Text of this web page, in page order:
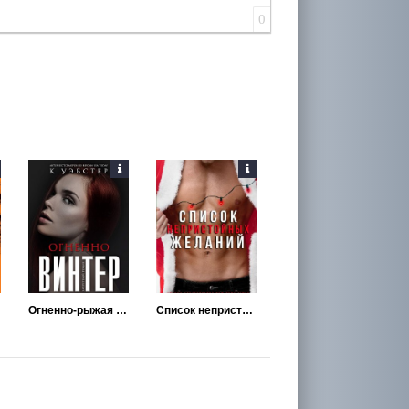
0
Огненно-рыжая Винтер Список непристойных желаний